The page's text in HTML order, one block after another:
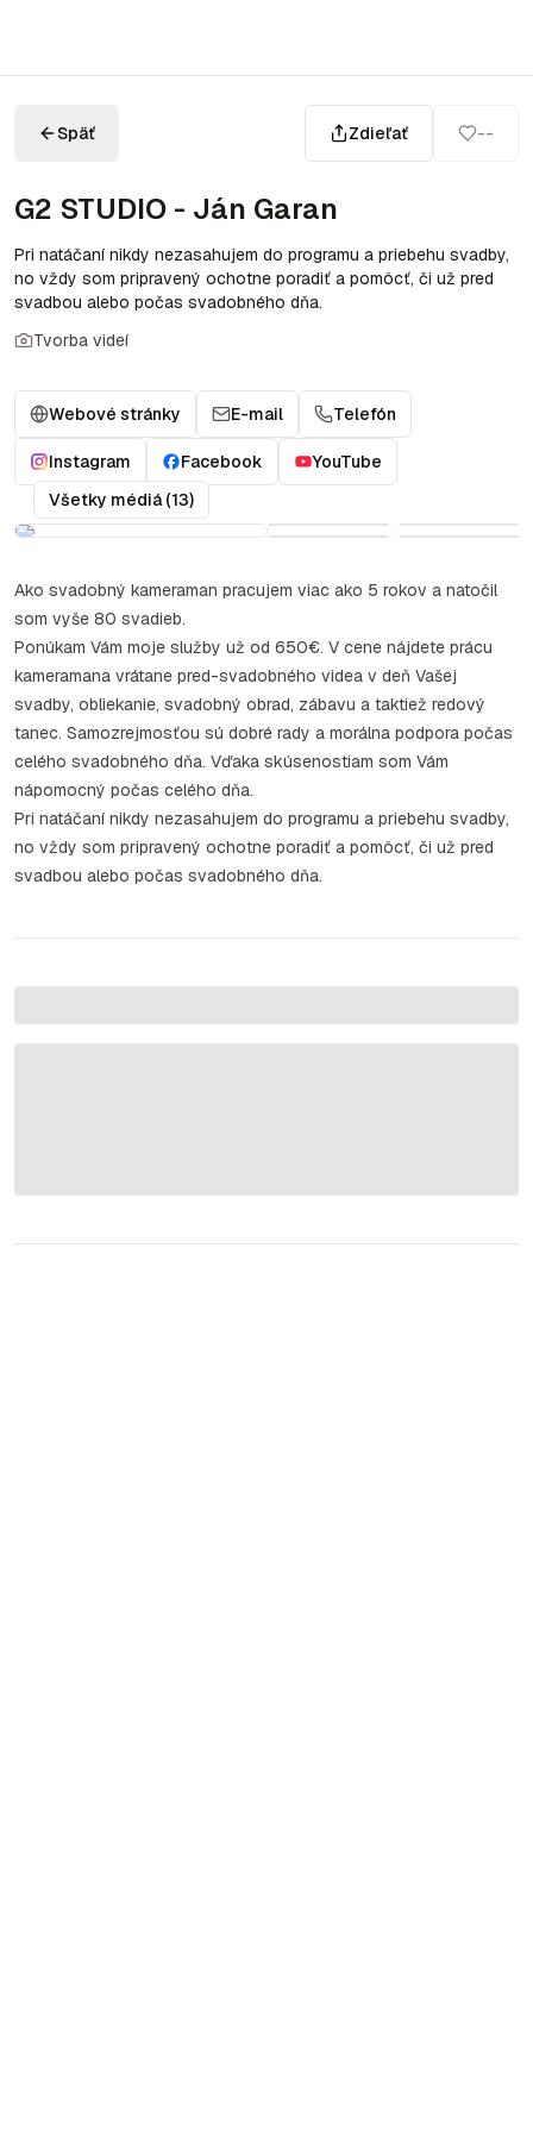
Späť Zdieľať --
G2 STUDIO - Ján Garan
Pri natáčaní nikdy nezasahujem do programu a priebehu svadby,
no vždy som pripravený ochotne poradiť a pomôcť, či už pred
svadbou alebo počas svadobného dňa.
Tvorba videí
Webové stránky E-mail Telefón
Instagram Facebook
YouTube
Všetky médiá (13)
Ako svadobný kameraman pracujem viac ako 5 rokov a natočil
som vyše 80 svadieb.
Ponúkam Vám moje služby už od 650€. V cene nájdete prácu
kameramana vrátane pred-svadobného videa v deň Vašej
svadby, obliekanie, svadobný obrad, zábavu a taktiež redový
tanec. Samozrejmosťou sú dobré rady a morálna podpora počas
celého svadobného dňa. Vďaka skúsenostiam som Vám
nápomocný počas celého dňa.
Pri natáčaní nikdy nezasahujem do programu a priebehu svadby,
no vždy som pripravený ochotne poradiť a pomôcť, či už pred
svadbou alebo počas svadobného dňa.